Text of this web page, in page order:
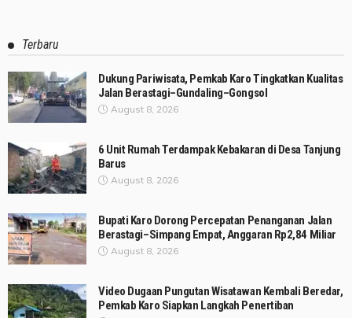
Terbaru
Dukung Pariwisata, Pemkab Karo Tingkatkan Kualitas
Jalan Berastagi–Gundaling–Gongsol
August 8, 2026
6 Unit Rumah Terdampak Kebakaran di Desa Tanjung
Barus
August 8, 2026
Bupati Karo Dorong Percepatan Penanganan Jalan
Berastagi–Simpang Empat, Anggaran Rp2,84 Miliar
August 8, 2026
Video Dugaan Pungutan Wisatawan Kembali Beredar,
Pemkab Karo Siapkan Langkah Penertiban